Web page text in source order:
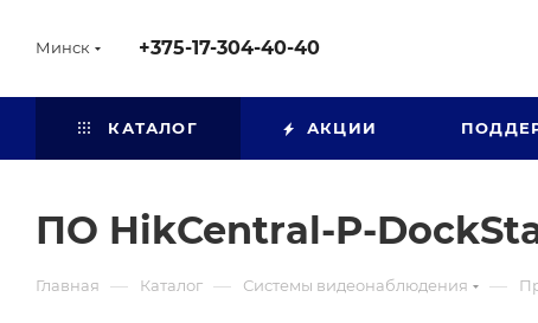
Минск +375-17-304-40-40
КАТАЛОГ АКЦИИ
ПО HikCentral-P-
Главная — Каталог — Системы видеонаблюдения —